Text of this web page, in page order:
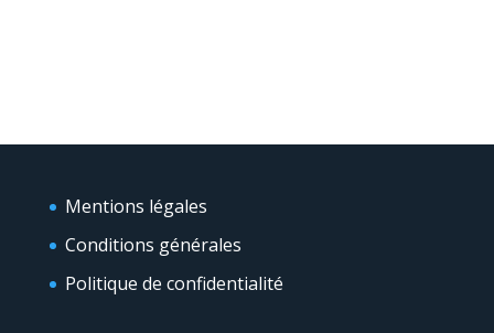
Mentions légales
Conditions générales
Politique de confidentialité